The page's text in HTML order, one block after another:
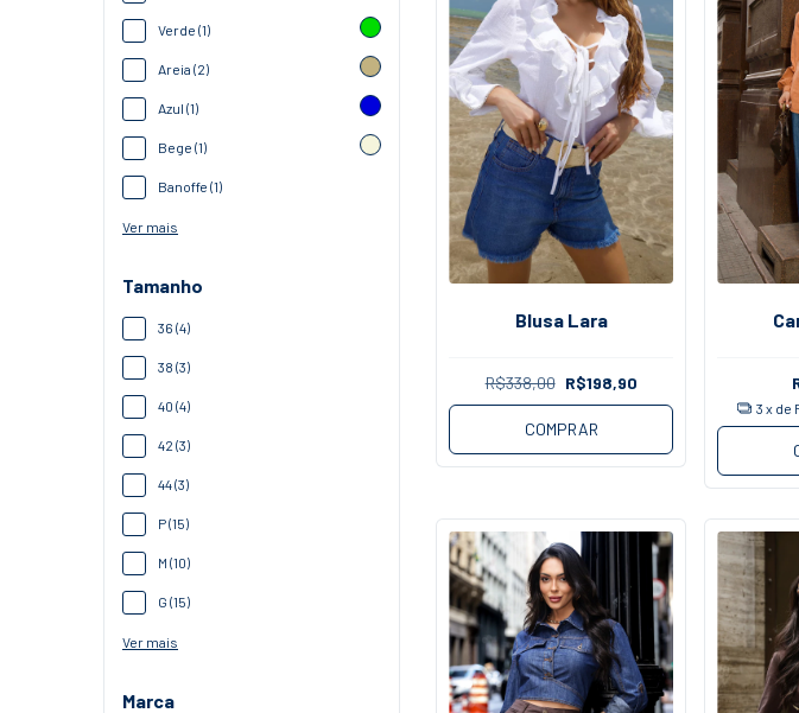
Verde (1)
Areia (2)
Azul (1)
Bege (1)
Banoffe (1)
Ver mais
Tamanho
36 (4)
38 (3)
40 (4)
42 (3)
44 (3)
P (15)
M (10)
G (15)
Ver mais
Marca
Blusa Lara
R$338,00 R$198,90
COMPRAR
3 x de